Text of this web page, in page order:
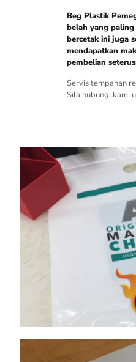
Beg Plastik
belah yang
bercetak ini juga
mendapatkan
pembelian
Servis tempahan
Sila hubungi kami